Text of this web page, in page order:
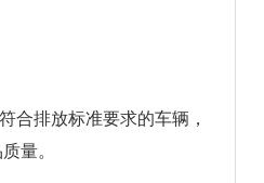
合排放标准要求的车辆，
量。